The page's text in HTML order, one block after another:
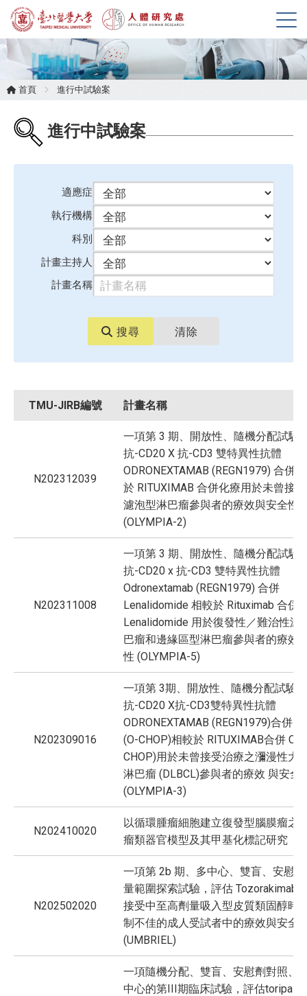
展
開
選
單
首頁 進行中試驗案
進行中試驗案
適應症
執行機構
科別
計畫主持人
計畫名稱
搜尋 清除
TMU-JIRB編號 計畫名稱
N202312039
一項第 3 期、開放性、隨機分配試驗
抗-CD20 X 抗-CD3 雙特異性抗體
ODRONEXTAMAB (REGN1979) 合併
於 RITUXIMAB 合併化療用於未曾接
濾泡型淋巴瘤參與者的療效與安全性
(OLYMPIA-2)
N202311008
一項第 3 期、開放性、隨機分配試驗
抗-CD20 x 抗-CD3 雙特異性抗體
Odronextamab (REGN1979) 合併
Lenalidomide 相較於 Rituximab 合併
Lenalidomide 用於復發性／難治性濾
巴瘤和邊緣區型淋巴瘤參與者的療效
性 (OLYMPIA-5)
N202309016
一項第 3期、開放性、隨機分配試驗
抗-CD20 X抗-CD3雙特異性抗體
ODRONEXTAMAB (REGN1979)合併
(O-CHOP)相較於 RITUXIMAB合併
CHOP)用於未曾接受治療之瀰漫性大
淋巴瘤 (DLBCL)參與者的療效 與安全
(OLYMPIA-3)
N202410020
以循環腫瘤細胞建立復發型腦膜瘤之
瘤類器官模型及其甲基化標記研究
N202502020
一項第 2b 期、多中心、雙盲、安慰
量範圍探索試驗，評估 Tozorakimab
接受中至高劑量吸入型皮質類固醇時
制不佳的成人受試者中的療效與安全
(UMBRIEL)
一項隨機分配、雙盲、安慰劑對照、
中心的第III期臨床試驗，評估